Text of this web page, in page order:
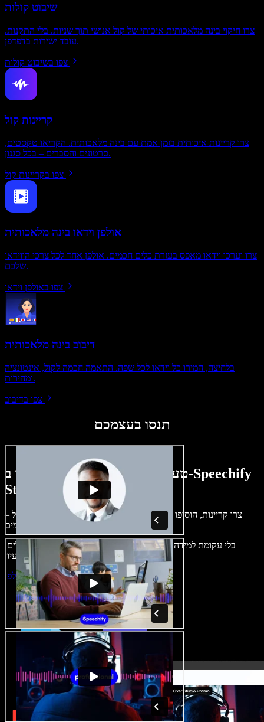
שיבוט קולות
צרו חיקוי בינה מלאכותית איכותי של קול אנושי תוך שניות. בלי התקנות.
עובד ישירות בדפדפן.
צפו בשיבוט קולות
קריינות קול
צרו קריינות איכותית בזמן אמת עם בינה מלאכותית. הקריאו טקסטים,
סרטונים והסברים – בכל סגנון.
צפו בקריינות קול
אולפן וידאו בינה מלאכותית
צרו וערכו וידאו מאפס בעזרת כלים חכמים. אולפן אחד לכל צרכי הווידאו
שלכם.
צפו באולפן וידאו
דיבוב בינה מלאכותית
בלחיצה, המירו כל וידאו לכל שפה. התאמה חכמה לקול, אינטונציה
ומהירות.
צפו בדיבוב
תנסו בעצמכם
טעימה קטנה ממה שתוכלו ליצור ב-Speechify
Studio.
צרו קריינות, הוסיפו תמונות ללא זכויות, אודיו, סרטונים ושיבוט קול –
בלי עקומת למידה – הכול זמין בדפדפן. יוצרי תוכן כבר לא מוגבלים,
התחילו ליצור באולפן